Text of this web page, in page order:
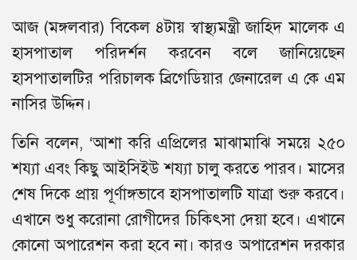
আজ (মঙ্গলবার) বিকেল ৪টায় স্বাস্থ্যমন্ত্রী জাহিদ মালেক এ
হাসপাতাল পরিদর্শন করবেন বলে জানিয়েছেন
হাসপাতালটির পরিচালক ব্রিগেডিয়ার জেনারেল এ কে এম
নাসির উদ্দিন।
তিনি বলেন, ‘আশা করি এপ্রিলের মাঝামাঝি সময়ে ২৫০
শয্যা এবং কিছু আইসিইউ শয্যা চালু করতে পারব। মাসের
শেষ দিকে প্রায় পূর্ণাঙ্গভাবে হাসপাতালটি যাত্রা শুরু করবে।
এখানে শুধু করোনা রোগীদের চিকিৎসা দেয়া হবে। এখানে
কোনো অপারেশন করা হবে না। কারও অপারেশন দরকার